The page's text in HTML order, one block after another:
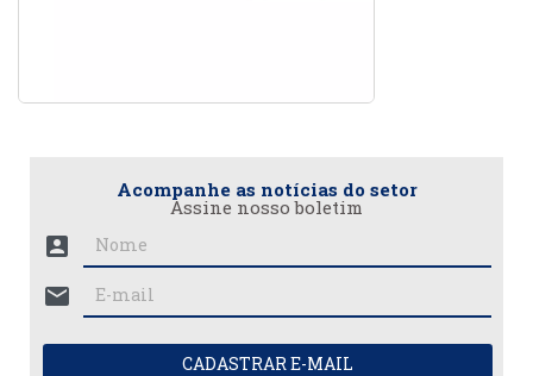
Acompanhe as notícias do setor
Assine nosso boletim
account_box
mail
CADASTRAR E-MAIL